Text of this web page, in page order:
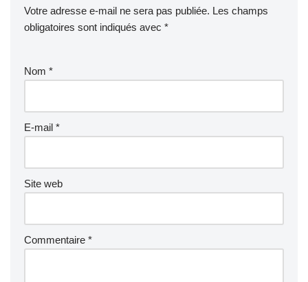
Votre adresse e-mail ne sera pas publiée. Les champs
obligatoires sont indiqués avec *
Nom *
E-mail *
Site web
Commentaire *